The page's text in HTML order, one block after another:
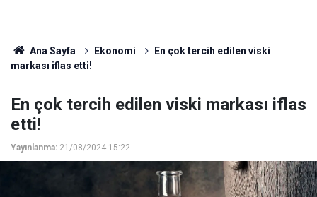
Ana Sayfa Ekonomi
En çok tercih edilen viski
markası iflas etti!
En çok tercih edilen viski markası iflas
etti!
Yayınlanma: 21/08/2024 15:22